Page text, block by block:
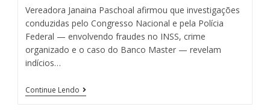
Vereadora Janaina Paschoal afirmou que investigações
conduzidas pelo Congresso Nacional e pela Polícia
Federal — envolvendo fraudes no INSS, crime
organizado e o caso do Banco Master — revelam
indícios…
Continue Lendo